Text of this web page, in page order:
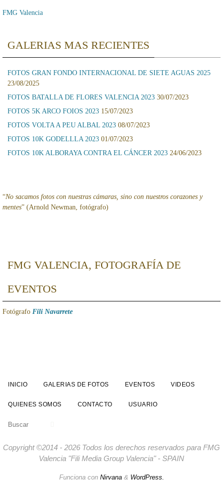
FMG Valencia
GALERIAS MAS RECIENTES
FOTOS GRAN FONDO INTERNACIONAL DE SIETE AGUAS 2025
23/08/2025
FOTOS BATALLA DE FLORES VALENCIA 2023 30/07/2023
FOTOS 5K ARCO FOIOS 2023 15/07/2023
FOTOS VOLTA A PEU ALBAL 2023 08/07/2023
FOTOS 10K GODELLLA 2023 01/07/2023
FOTOS 10K ALBORAYA CONTRA EL CÁNCER 2023 24/06/2023
“No sacamos fotos con nuestras cámaras, sino con nuestros corazones y
mentes” (Arnold Newman, fotógrafo)
FMG VALENCIA, FOTOGRAFÍA DE
EVENTOS
Fotógrafo Fili Navarrete
INICIO GALERIAS DE FOTOS EVENTOS VIDEOS
QUIENES SOMOS CONTACTO USUARIO
Copyright ©2014 - 2026 Todos los derechos reservados para FMG
Valencia "Fili Media Group Valencia" - SPAIN
Funciona con Nirvana& WordPress.